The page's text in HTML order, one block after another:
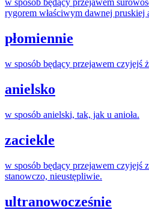
w sposób będący przejawem
rygorem właściwym dawnej pruskiej
płomiennie
w sposób będący przejawem czyjejś
anielsko
w sposób anielski, tak, jak u anioła.
zaciekle
w sposób będący przejawem czyjejś
stanowczo, nieustępliwie.
ultranowocześnie